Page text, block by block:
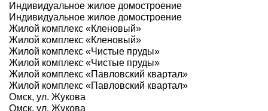
Индивидуальное жилое домостроение
Индивидуальное жилое домостроение
Жилой комплекс «Кленовый»
Жилой комплекс «Кленовый»
Жилой комплекс «Чистые пруды»
Жилой комплекс «Чистые пруды»
Жилой комплекс «Павловский квартал»
Жилой комплекс «Павловский квартал»
Омск, ул. Жукова
Омск, ул. Жукова